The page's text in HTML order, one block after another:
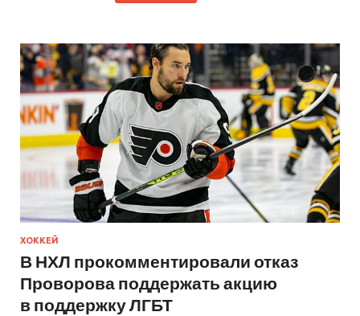
ХОККЕЙ
В НХЛ прокомментировали отказ
Проворова поддержать акцию
в поддержку ЛГБТ